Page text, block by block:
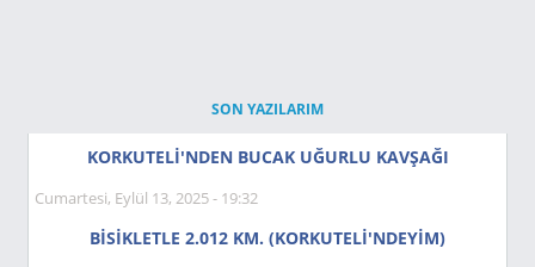
SON YAZILARIM
KORKUTELİ'NDEN BUCAK UĞURLU KAVŞAĞI
Cumartesi, Eylül 13, 2025 - 19:32
BİSİKLETLE 2.012 KM. (KORKUTELİ'NDEYIM)